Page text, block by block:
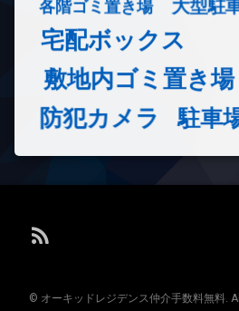
各階ゴミ置き場 大型駐
宅配ボックス
敷地内ゴミ置き場
防犯カメラ 駐車
RSS
© オーキッドレジデンス仲介手数料無料.